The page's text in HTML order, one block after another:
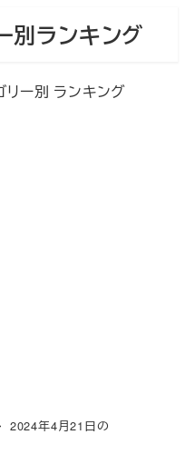
別ランキング
ー別 ランキング
2024年4月21日の